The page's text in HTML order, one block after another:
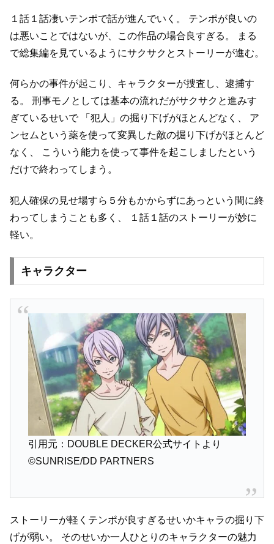
１話１話凄いテンポで話が進んでいく。
テンポが良いの
は悪いことではないが、この作品の場合良すぎる。
まる
で総集編を見ているようにサクサクとストーリーが進む。
何らかの事件が起こり、キャラクターが捜査し、逮捕す
る。
刑事モノとしては基本の流れだがサクサクと進みす
ぎているせいで「犯人」の掘り下げがほとんどなく、
ア
ンセムという薬を使って変異した敵の掘り下げがほとんど
なく、
こういう能力を使って事件を起こしましたという
だけで終わってしまう。
犯人確保の見せ場すら５分もかからずにあっという間に終
わってしまうことも多く、
１話１話のストーリーが妙に
軽い。
キャラクター
引用元：DOUBLE DECKER公式サイトより
©SUNRISE/DD PARTNERS
ストーリーが軽くテンポが良すぎるせいかキャラの掘り下
げが弱い。
そのせいか一人ひとりのキャラクターの魅力